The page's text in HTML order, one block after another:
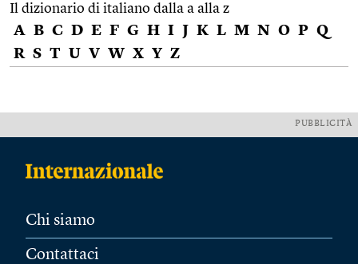
Il dizionario di italiano dalla a alla z
A B C D E F G H I J K L M N O P Q
R S T U V W X Y Z
PUBBLICITÀ
Chi siamo
Contattaci